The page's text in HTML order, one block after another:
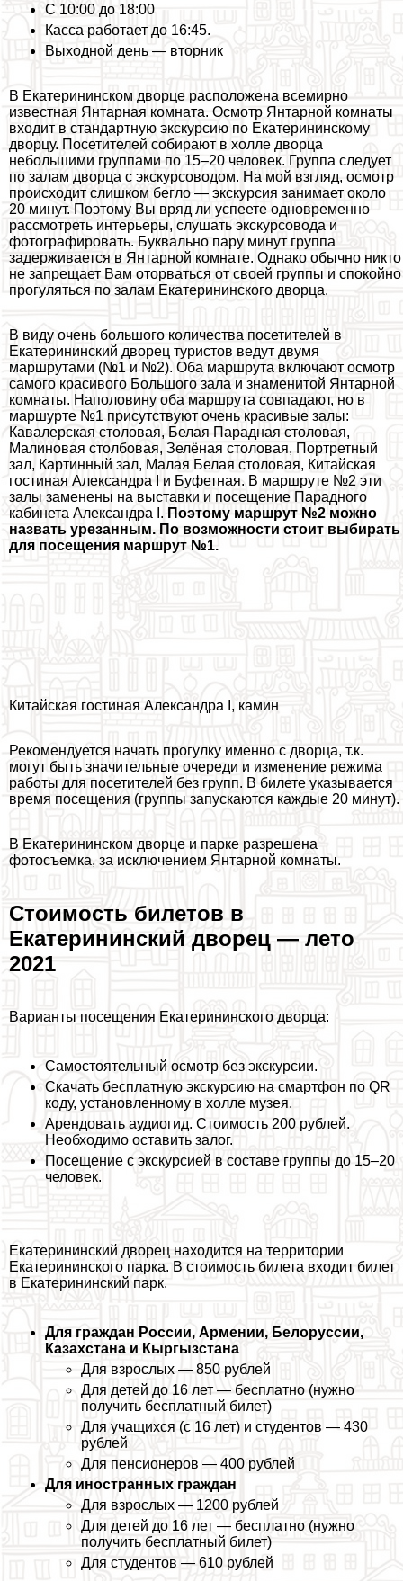
С 10:00 до 18:00
Касса работает до 16:45.
Выходной день — вторник
В Екатерининском дворце расположена всемирно
известная Янтарная комната. Осмотр Янтарной комнаты
входит в стандартную экскурсию по Екатерининскому
дворцу. Посетителей собирают в холле дворца
небольшими группами по 15–20 человек. Группа следует
по залам дворца с экскурсоводом. На мой взгляд, осмотр
происходит слишком бегло — экскурсия занимает около
20 минут. Поэтому Вы вряд ли успеете одновременно
рассмотреть интерьеры, слушать экскурсовода и
фотографировать. Буквально пару минут группа
задерживается в Янтарной комнате. Однако обычно никто
не запрещает Вам оторваться от своей группы и спокойно
прогуляться по залам Екатерининского дворца.
В виду очень большого количества посетителей в
Екатерининский дворец туристов ведут двумя
маршрутами (№1 и №2). Оба маршрута включают осмотр
самого красивого Большого зала и знаменитой Янтарной
комнаты. Наполовину оба маршрута совпадают, но в
маршурте №1 присутствуют очень красивые залы:
Кавалерская столовая, Белая Парадная столовая,
Малиновая столбовая, Зелёная столовая, Портретный
зал, Картинный зал, Малая Белая столовая, Китайская
гостиная Александра I и Буфетная. В маршруте №2 эти
залы заменены на выставки и посещение Парадного
кабинета Александра I. Поэтому маршрут №2 можно
назвать урезанным. По возможности стоит выбирать
для посещения маршрут №1.
Китайская гостиная Александра I, камин
Рекомендуется начать прогулку именно с дворца, т.к.
могут быть значительные очереди и изменение режима
работы для посетителей без групп. В билете указывается
время посещения (группы запускаются каждые 20 минут).
В Екатерининском дворце и парке разрешена
фотосъемка, за исключением Янтарной комнаты.
Стоимость билетов в
Екатерининский дворец — лето
2021
Варианты посещения Екатерининского дворца:
Самостоятельный осмотр без экскурсии.
Скачать бесплатную экскурсию на смартфон по QR
коду, установленному в холле музея.
Арендовать аудиогид. Стоимость 200 рублей.
Необходимо оставить залог.
Посещение с экскурсией в составе группы до 15–20
человек.
Екатерининский дворец находится на территории
Екатерининского парка. В стоимость билета входит билет
в Екатерининский парк.
Для граждан России, Армении, Белоруссии,
Казахстана и Кыргызстана
Для взрослых — 850 рублей
Для детей до 16 лет — бесплатно (нужно
получить бесплатный билет)
Для учащихся (с 16 лет) и студентов — 430
рублей
Для пенсионеров — 400 рублей
Для иностранных граждан
Для взрослых — 1200 рублей
Для детей до 16 лет — бесплатно (нужно
получить бесплатный билет)
Для студентов — 610 рублей